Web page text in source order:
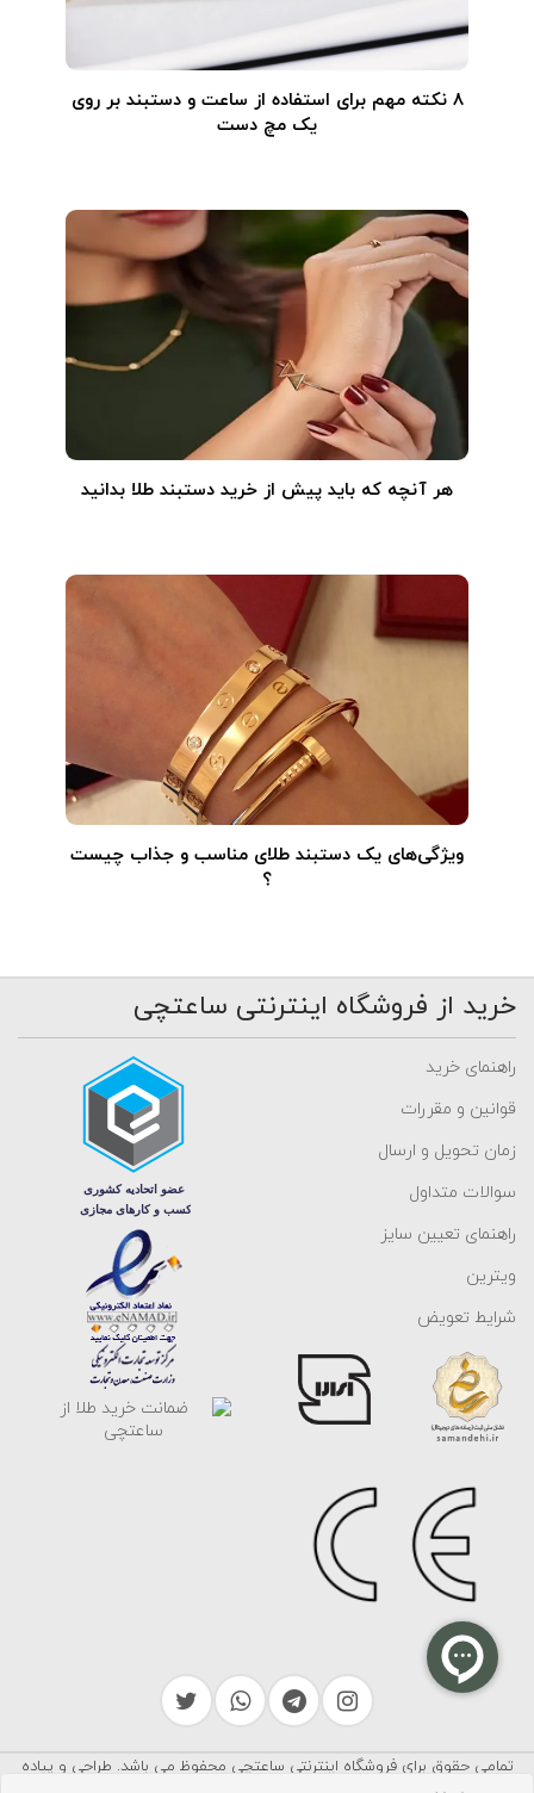
۸ نکته مهم برای استفاده از ساعت و دستبند بر روی
یک مچ دست
هر آنچه که باید پیش از خرید دستبند طلا بدانید
ویژگی‌های یک دستبند طلای مناسب و جذاب چیست
؟
خرید از فروشگاه اینترنتی ساعتچی
راهنمای خرید
قوانین و مقررات
زمان تحویل و ارسال
سوالات متداول
راهنمای تعیین سایز
ویترین
شرایط تعویض
تمامی حقوق برای فروشگاه اینترنتی ساعتچی محفوظ می باشد. طراحی و پیاده